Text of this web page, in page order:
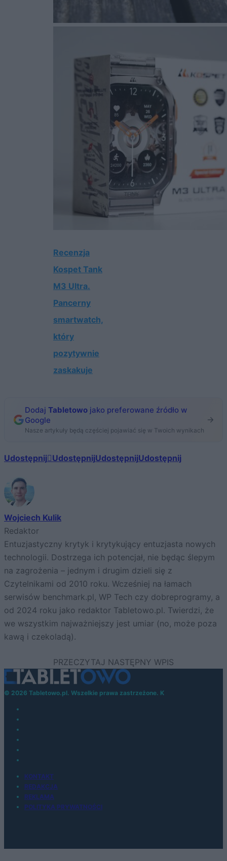
Recenzja
Kospet Tank
M3 Ultra.
Pancerny
smartwatch,
który
pozytywnie
zaskakuje
Dodaj Tabletowo jako preferowane źródło w
Google
Nasze artykuły będą częściej pojawiać się w Twoich wynikach
Udostępnij UdostępnijUdostępnijUdostępnij
Wojciech Kulik
Redaktor
Entuzjastyczny krytyk i krytykujący entuzjasta nowych
technologii. Dostrzega ich potencjał, nie będąc ślepym
na zagrożenia – jednym i drugim dzieli się z
Czytelnikami od 2010 roku. Wcześniej na łamach
serwisów benchmark.pl, WP Tech czy dobreprogramy, a
od 2024 roku jako redaktor Tabletowo.pl. Twierdzi, że
we wszystkim najważniejszy jest umiar (no, może poza
kawą i czekoladą).
© 2026 Tabletowo.pl. Wszelkie prawa zastrzeżone. K
KONTAKT
REDAKCJA
REKLAMA
POLITYKA PRYWATNOŚCI